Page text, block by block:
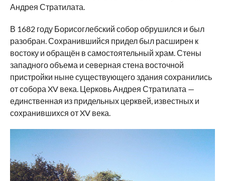
Андрея Стратилата.
В 1682 году Борисоглебский собор обрушился и был
разобран. Сохранившийся придел был расширен к
востоку и обращён в самостоятельный храм. Стены
западного объема и северная стена восточной
пристройки ныне существующего здания сохранились
от собора XV века. Церковь Андрея Стратилата —
единственная из придельных церквей, известных и
сохранившихся от XV века.